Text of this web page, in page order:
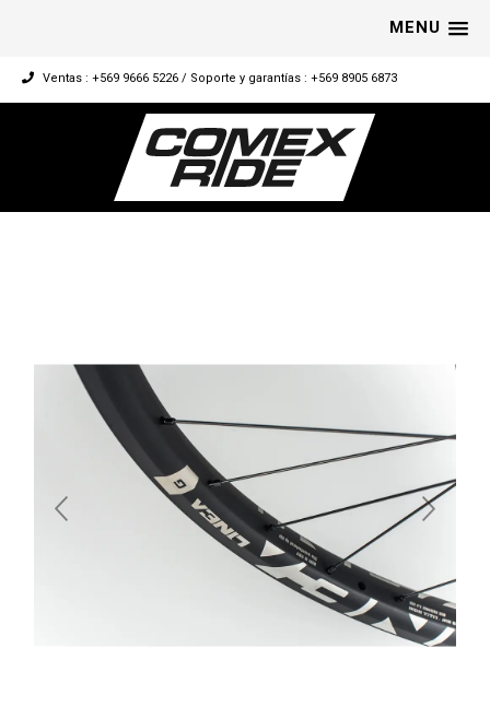
MENU
Ventas : +569 9666 5226 / Soporte y garantías : +569 8905 6873